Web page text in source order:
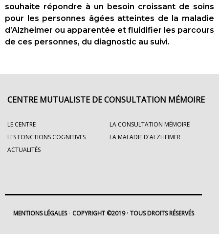
souhaite répondre à un besoin croissant de soins
pour les personnes âgées atteintes de la maladie
d’Alzheimer ou apparentée et fluidifier les parcours
de ces personnes, du diagnostic au suivi.
CENTRE MUTUALISTE DE CONSULTATION MÉMOIRE
LE CENTRE
LA CONSULTATION MÉMOIRE
LES FONCTIONS COGNITIVES
LA MALADIE D'ALZHEIMER
ACTUALITÉS
MENTIONS LÉGALES COPYRIGHT ©2019 TOUS DROITS RÉSERVÉS